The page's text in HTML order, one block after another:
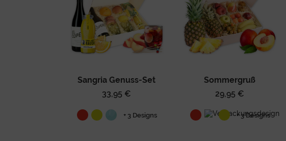
Sangria Genuss-Set
33,95 €
+ 3 Designs
Sommergruß
29,95 €
+ 3 Designs